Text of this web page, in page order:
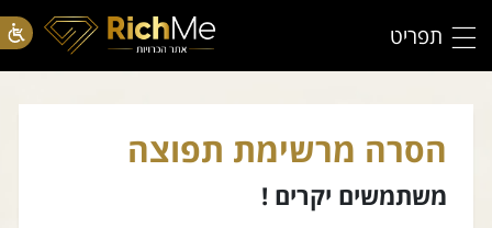
תפריט
הסרה מרשימת תפוצה
משתמשים יקרים !